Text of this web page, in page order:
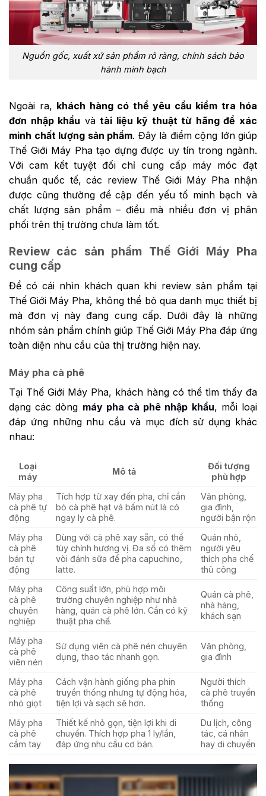
Nguồn gốc, xuất xứ sản phẩm rõ ràng, chính sách bảo
hành minh bạch
Ngoài ra, khách hàng có thể yêu cầu kiểm tra hóa
đơn nhập khẩu vàtài liệu kỹ thuật từ hãng để xác
minh chất lượng sản phẩm. Đây là điểm cộng lớn giúp
Thế Giới Máy Pha tạo dựng được uy tín trong ngành.
Với cam kết tuyệt đối chỉ cung cấp máy móc đạt
chuẩn quốc tế, các review Thế Giới Máy Pha nhận
được cũng thường đề cập đến yếu tố minh bạch và
chất lượng sản phẩm – điều mà nhiều đơn vị phân
phối trên thị trường chưa làm tốt.
Review các sản phẩm Thế Giới Máy Pha
cung cấp
Để có cái nhìn khách quan khi review sản phẩm tại
Thế Giới Máy Pha, không thể bỏ qua danh mục thiết bị
mà đơn vị này đang cung cấp. Dưới đây là những
nhóm sản phẩm chính giúp Thế Giới Máy Pha đáp ứng
toàn diện nhu cầu của thị trường hiện nay.
Máy pha cà phê
Tại Thế Giới Máy Pha, khách hàng có thể tìm thấy đa
dạng các dòng máy pha cà phê nhập khẩu, mỗi loại
đáp ứng những nhu cầu và mục đích sử dụng khác
nhau:
Loại
máy
Mô tả
Đối tượng
phù hợp
Máy pha
cà phê tự
động
Tích hợp từ xay đến pha, chỉ cần
bỏ cà phê hạt và bấm nút là có
ngay ly cà phê.
Văn phòng,
gia đình,
người bận rộn
Máy pha
cà phê
bán tự
động
Dùng với cà phê xay sẵn, có thể
tùy chỉnh hương vị. Đa số có thêm
vòi đánh sữa để pha capuchino,
latte.
Quán nhỏ,
người yêu
thích pha chế
thủ công
Máy pha
cà phê
chuyên
nghiệp
Công suất lớn, phù hợp môi
trường chuyên nghiệp như nhà
hàng, quán cà phê lớn. Cần có kỹ
thuật pha chế.
Quán cà phê,
nhà hàng,
khách sạn
Máy pha
cà phê
viên nén
Sử dụng viên cà phê nén chuyên
dụng, thao tác nhanh gọn.
Văn phòng,
gia đình
Máy pha
cà phê
nhỏ giọt
Cách vận hành giống pha phin
truyền thống nhưng tự động hóa,
tiện lợi và sạch sẽ hơn.
Người thích
cà phê truyền
thống
Máy pha
cà phê
cầm tay
Thiết kế nhỏ gọn, tiện lợi khi di
chuyển. Thích hợp pha 1 ly/lần,
đáp ứng nhu cầu cơ bản.
Du lịch, công
tác, cá nhân
hay di chuyển